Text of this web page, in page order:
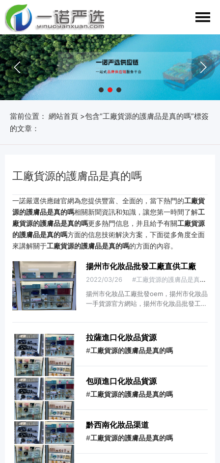
當前位置： 網站首頁 >包含“工廠貨源的護膚品是真的嗎”標簽
的文章：
工廠貨源的護膚品是真的嗎
一諾嚴選供應鏈官網為您提供豐富、全面的，當下熱門的工廠貨
源的護膚品是真的嗎相關新聞資訊和知識，讓您第一時間了解工
廠貨源的護膚品是真的嗎更多熱門信息，并且給予有關工廠貨源
的護膚品是真的嗎方面的信息技術解決方案，下面從多角度全面
來講解關于工廠貨源的護膚品是真的嗎的方面的內容。
揚州市化妝品批發工廠直供工廠
2022/03/26
#工廠貨源的護膚品是真的嗎
揚州市化妝品工廠批發oem，揚州市化妝品
一手貨源官方網站，揚州市化妝品批發工廠
品批發工廠直供工廠，看來大家在這方面還
不夠了解，所以現在呢，我就來給大家好好
的講講有關揚州市化妝品批發工廠直供工廠
的具體內容，希望可以更好的幫助到大家！
的需求為導向，整...
拉薩進口化妝品貨源
#工廠貨源的護膚品是真的嗎
包頭進口化妝品貨源
#工廠貨源的護膚品是真的嗎
黔西南化妝品渠道
#工廠貨源的護膚品是真的嗎